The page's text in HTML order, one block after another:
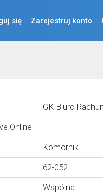
się Zarejestruj konto
GK Biuro
Online
Komorniki
62-052
Wspólna